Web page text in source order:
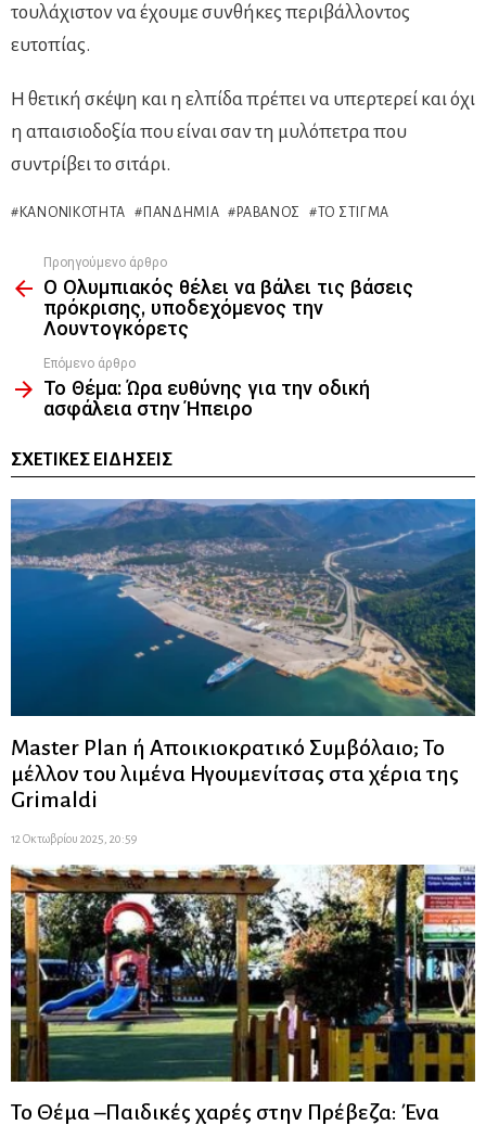
τουλάχιστον να έχουμε συνθήκες περιβάλλοντος
ευτοπίας.
Η θετική σκέψη και η ελπίδα πρέπει να υπερτερεί και όχι
η απαισιοδοξία που είναι σαν τη μυλόπετρα που
συντρίβει το σιτάρι.
ΚΑΝΟΝΙΚΌΤΗΤΑ ΠΑΝΔΗΜΊΑ ΡΑΒΑΝΌΣ ΤΟ ΣΤΊΓΜΑ
more
Προηγούμενο άρθρο
Ο Ολυμπιακός θέλει να βάλει τις βάσεις
πρόκρισης, υποδεχόμενος την
Λουντογκόρετς
Επόμενο άρθρο
Το Θέμα: Ώρα ευθύνης για την οδική
ασφάλεια στην Ήπειρο
ΣΧΕΤΙΚΈΣ ΕΙΔΉΣΕΙΣ
Master Plan ή Αποικιοκρατικό Συμβόλαιο; Το
μέλλον του λιμένα Ηγουμενίτσας στα χέρια της
Grimaldi
12 Οκτωβρίου 2025, 20:59
Το Θέμα –Παιδικές χαρές στην Πρέβεζα: Ένα